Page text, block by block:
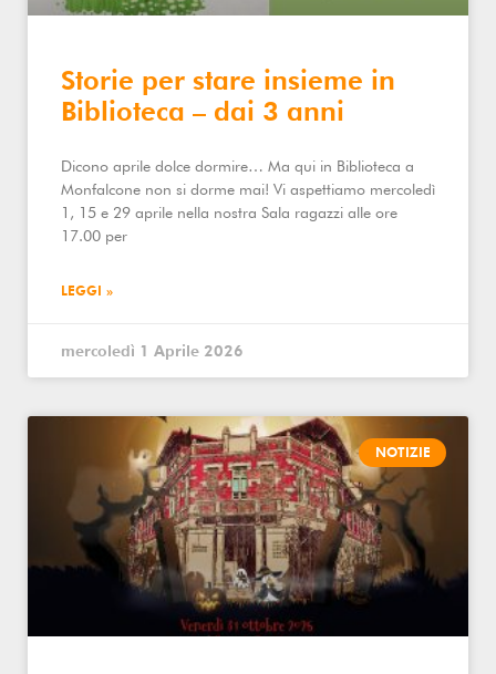
Storie per stare insieme in
Biblioteca – dai 3 anni
Dicono aprile dolce dormire… Ma qui in Biblioteca a
Monfalcone non si dorme mai! Vi aspettiamo mercoledì
1, 15 e 29 aprile nella nostra Sala ragazzi alle ore
17.00 per
LEGGI »
mercoledì 1 Aprile 2026
NOTIZIE